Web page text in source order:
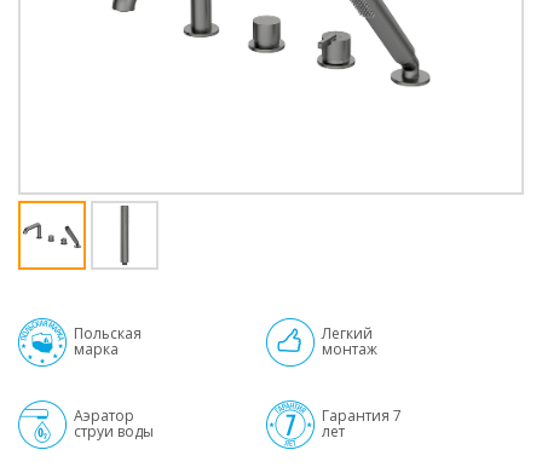
описаниеПольская
марка
Легкий
монтаж
Аэратор
струи воды
Гарантия 7
лет